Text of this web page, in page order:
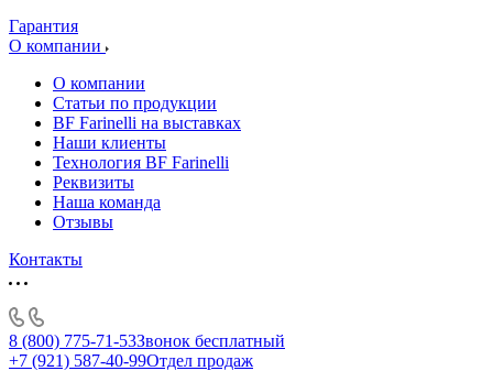
Гарантия
О компании
О компании
Статьи по продукции
BF Farinelli на выставках
Наши клиенты
Технология BF Farinelli
Реквизиты
Наша команда
Отзывы
Контакты
8 (800) 775-71-53Звонок бесплатный
+7 (921) 587-40-99Отдел продаж